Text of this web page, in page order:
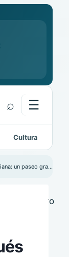
⌕ ☰Abrir
Cultura
Ruta al atardecer por la Alcazaba y el Guadiana: un paseo gratuito por Badajoz